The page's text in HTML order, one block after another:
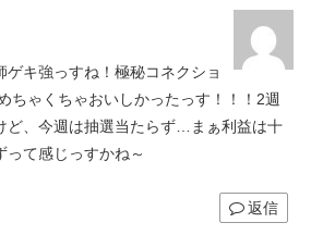
キ強っすね！極秘コネクショ
ちゃくちゃおいしかったっす！！！2週
ど、今週は抽選当たらず…まぁ利益は十
って感じっすかね～
返信